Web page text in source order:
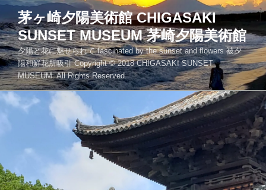
コ
ン
テ
ン
ツ
へ
ス
キ
茅ヶ崎夕陽美術館 CHIGASAKI
SUNSET MUSEUM 茅崎夕陽美術館
夕陽と花に魅せられて fascinated by the sunset and flowers 被夕
陽和鮮花所吸引 Copyright © 2018 CHIGASAKI SUNSET
MUSEUM. All Rights Reserved.